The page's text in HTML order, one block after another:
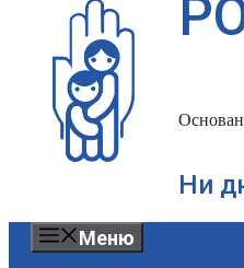
Ни
Меню